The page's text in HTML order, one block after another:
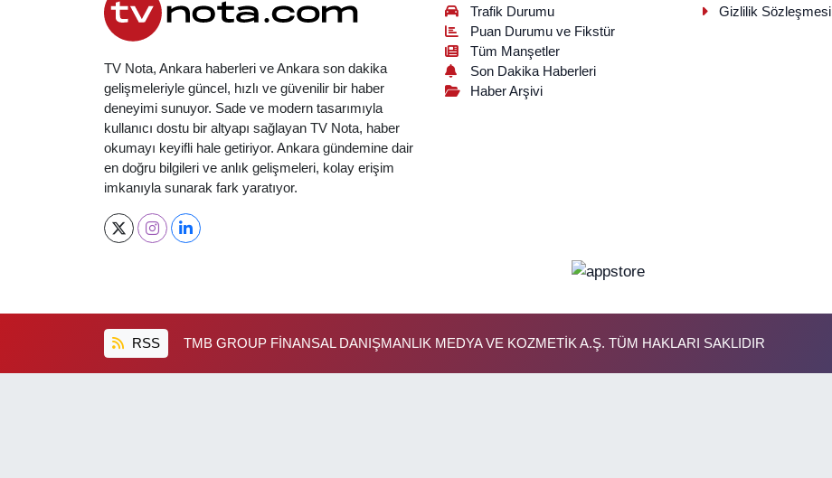
TV Nota, Ankara haberleri ve Ankara son dakika
gelişmeleriyle güncel, hızlı ve güvenilir bir haber
deneyimi sunuyor. Sade ve modern tasarımıyla
kullanıcı dostu bir altyapı sağlayan TV Nota, haber
okumayı keyifli hale getiriyor. Ankara gündemine dair
en doğru bilgileri ve anlık gelişmeleri, kolay erişim
imkanıyla sunarak fark yaratıyor.
Trafik Durumu
Puan Durumu ve Fikstür
Tüm Manşetler
Son Dakika Haberleri
Haber Arşivi
Gizlilik Sözleşmesi
RSS TMB GROUP FİNANSAL DANIŞMANLIK MEDYA VE KOZMETİK A.Ş. TÜM HAKLARI SAKLIDIR